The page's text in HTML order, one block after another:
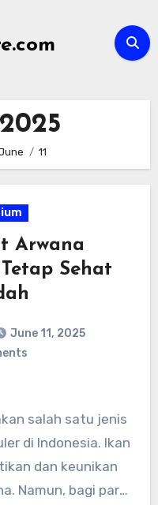
11
Arwana
Sehat
June 11, 2025
salah satu jenis
di Indonesia. Ikan
dan keunikan
Namun, bagi para